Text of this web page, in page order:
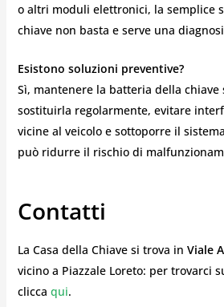
o altri moduli elettronici, la semplice
chiave non basta e serve una
Esistono soluzioni preventive?
Sì, mantenere la batteria della chiave
sostituirla regolarmente, evitare
vicine al veicolo e sottoporre il
può ridurre il rischio di
Contatti
La Casa della Chiave si trova in Viale
vicino a Piazzale Loreto: per trovarci
clicca qui.